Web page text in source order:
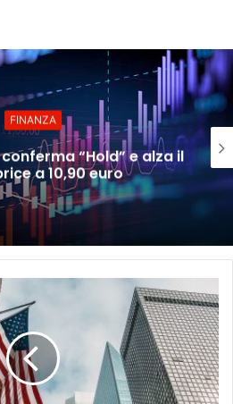
FINANZA
“Hold” e alza il
a 10,90 euro